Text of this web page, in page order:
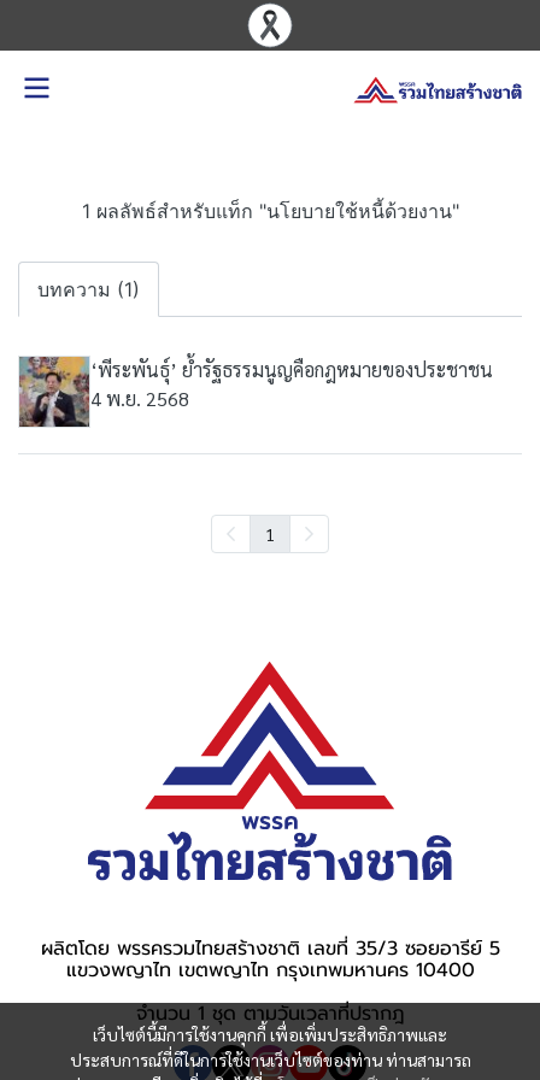
1 ผลลัพธ์สำหรับแท็ก "นโยบายใช้หนี้ด้วยงาน"
บทความ (1)
‘พีระพันธุ์’ ย้ำรัฐธรรมนูญคือกฎหมายของประชาชน
4 พ.ย. 2568
1
เว็บไซต์นี้มีการใช้งานคุกกี้ เพื่อเพิ่มประสิทธิภาพและ
ประสบการณ์ที่ดีในการใช้งานเว็บไซต์ของท่าน ท่านสามารถ
ผลิตโดย พรรครวมไทยสร้างชาติ เลขที่ 35/3 ซอยอารีย์ 5
แขวงพญาไท เขตพญาไท กรุงเทพมหานคร 10400
จำนวน 1 ชุด ตามวันเวลาที่ปรากฎ